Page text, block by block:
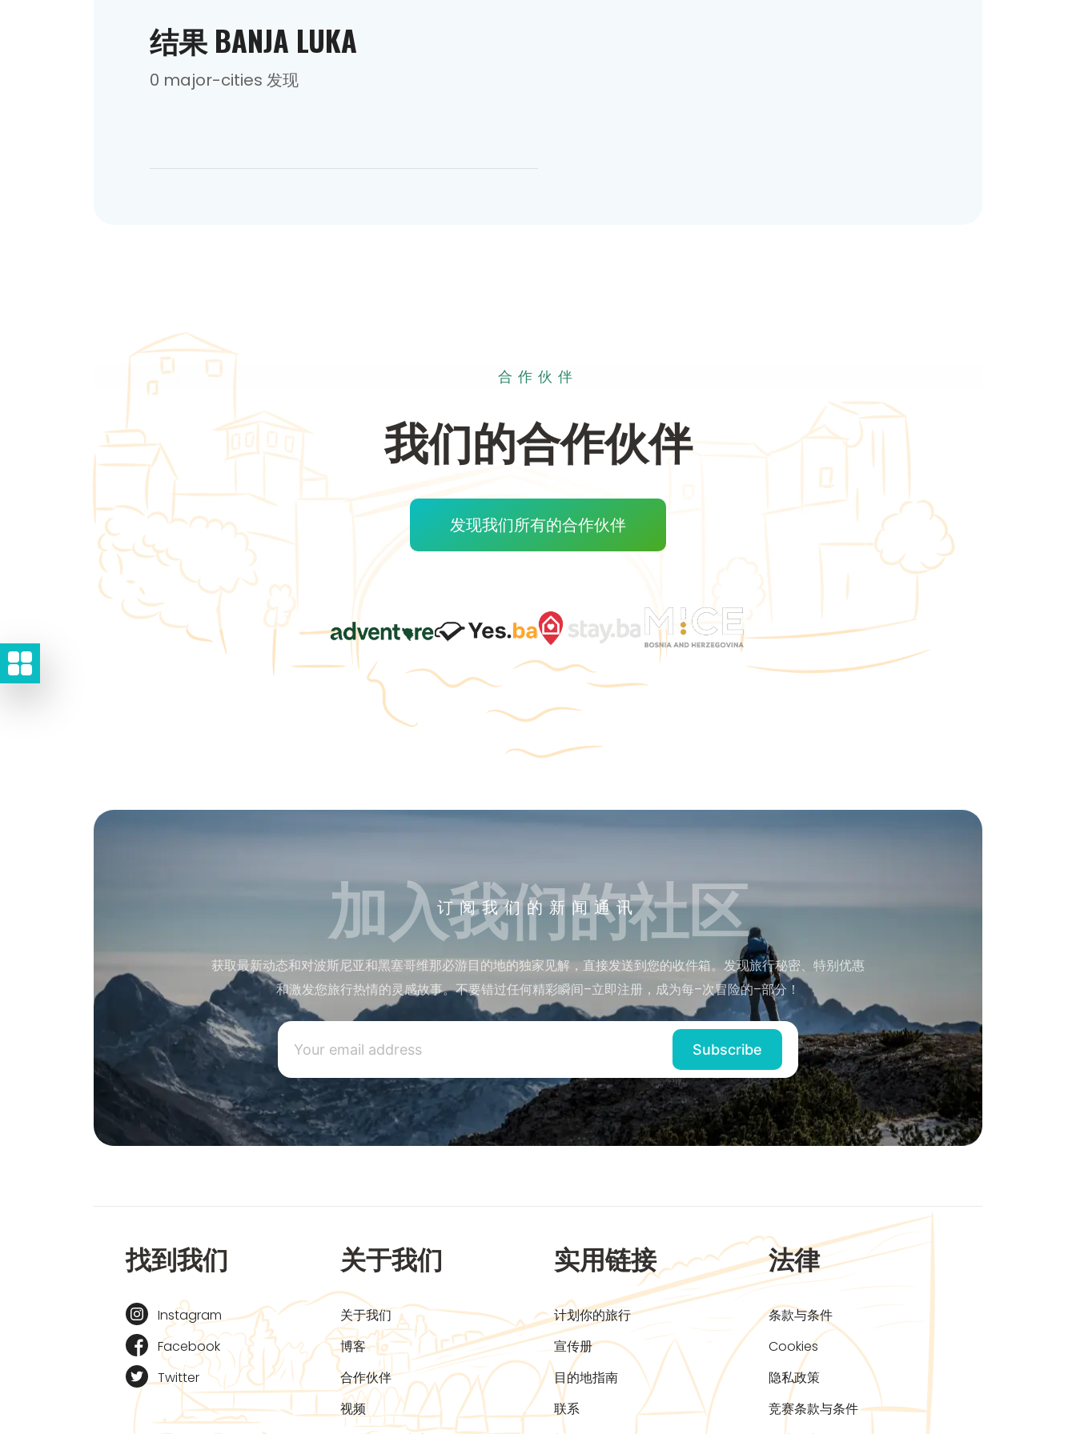
结果 BANJA LUKA
0 major-cities 发现
合作伙伴
我们的合作伙伴
发现我们所有的合作伙伴
订阅我们的新闻通讯
加入我们的社区
获取最新动态和对波斯尼亚和黑塞哥维那必游目的地的独家见解，直接发送到您的收件箱。发现旅行秘密、特别优惠
和激发您旅行热情的灵感故事。不要错过任何精彩瞬间–立即注册，成为每–次冒险的–部分！
找到我们
Instagram
Facebook
Twitter
关于我们
关于我们
博客
合作伙伴
视频
实用链接
计划你的旅行
宣传册
目的地指南
联系
法律
条款与条件
Cookies
隐私政策
竞赛条款与条件